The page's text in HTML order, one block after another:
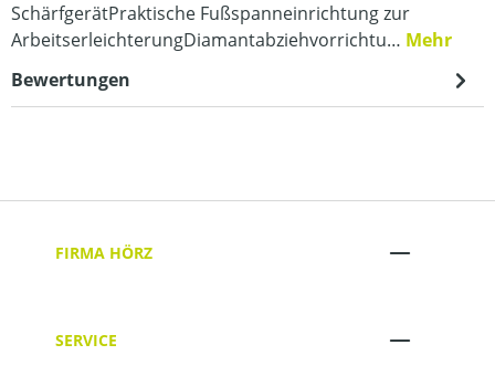
SchärfgerätPraktische Fußspanneinrichtung zur
ArbeitserleichterungDiamantabziehvorrichtu… Mehr
Bewertungen
FIRMA HÖRZ
SERVICE